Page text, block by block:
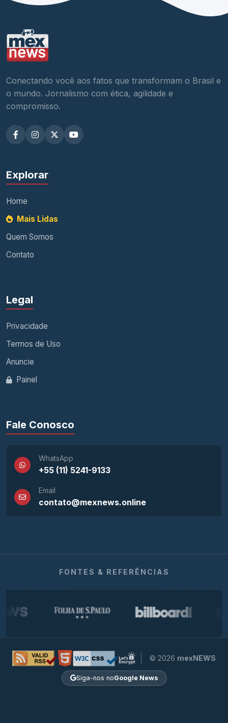
Conectando você aos fatos que transformam o Brasil e
o mundo. Jornalismo com ética, agilidade e
compromisso.
Explorar
Home
Mais Lidas
Quem Somos
Contato
Legal
Privacidade
Termos de Uso
Anuncie
Painel
Fale Conosco
WhatsApp
+55 (11) 5241-9133
Email
contato@mexnews.online
FONTES & REFERÊNCIAS
© 2026 mexNEWS
Siga-nos noGoogle News